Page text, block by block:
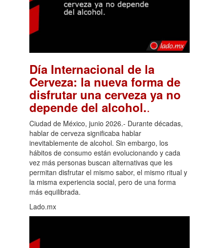
Día Internacional de la
Cerveza: la nueva forma de
disfrutar una cerveza ya no
depende del alcohol..
Ciudad de México, junio 2026.- Durante décadas,
hablar de cerveza significaba hablar
inevitablemente de alcohol. Sin embargo, los
hábitos de consumo están evolucionando y cada
vez más personas buscan alternativas que les
permitan disfrutar el mismo sabor, el mismo ritual y
la misma experiencia social, pero de una forma
más equilibrada.
Lado.mx